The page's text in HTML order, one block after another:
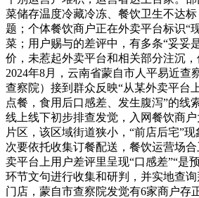
菜储存温度冷藏冷冻、餐饮卫生不达
题；个体餐饮商户正在外卖平台标识“
菜；用户赐与的差评中，有多条“妥妥
价，未惹起外卖平台和相关部分注沉，
2024年8月，云南省蒙自市人平易近查
查察院）接到群众反映“从某外卖平台
点餐，食用后口感差、发生腹泻”的线
线上线下初步排查发觉，入网餐饮商
片区，该区域街道狭小，“前店后宅”
次要依托收集订餐配送，餐饮运营场
卖平台上用户差评里呈现“口感差”“是
环节文句进行收集和研判，并实地查
门店，蒙自市查察院发觉有6家商户存